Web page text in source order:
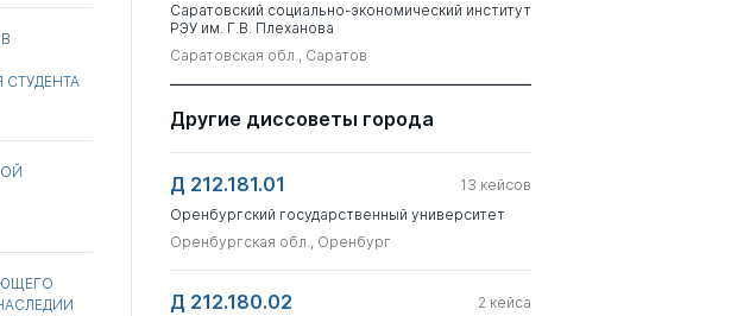
Саратовский социально-экономический институт
РЭУ им. Г.В. Плеханова
Саратовская обл., Саратов
Другие диссоветы города
Д 212.181.01 13 кейсов
Оренбургский государственный университет
Оренбургская обл., Оренбург
Д 212.180.02 2 кейса